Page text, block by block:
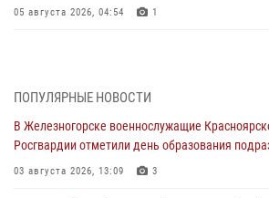
05 августа 2026, 04:54 1
05 августа 2026, 04:52 1
В Красноярске сотрудники вневедомственной
задержали подозреваемого в серии краж из
04 августа 2026, 09:57
ПОПУЛЯРНЫЕ НОВОСТИ
В Железногорске военнослужащие
Росгвардии отметили день образования
03 августа 2026, 13:09 3